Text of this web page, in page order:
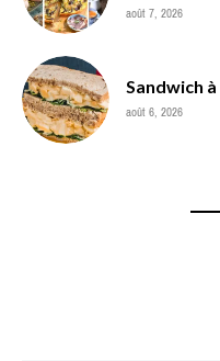
août 7, 2026
Sandwich
août 6, 2026